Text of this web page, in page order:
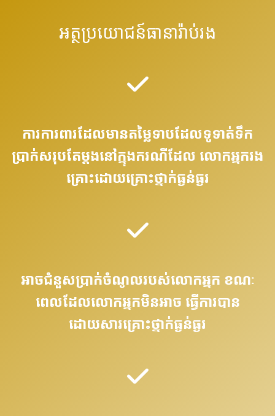
អត្ថប្រយោជន៍ធានារ៉ាប់រង
ការការពារដែលមានតម្លៃទាបដែលទូទាត់ទឹក
ប្រាក់សរុបតែម្តងនៅក្នុងករណីដែល លោកអ្នករង
គ្រោះដោយគ្រោះថ្នាក់ធ្ងន់ធ្ងរ
អាចជំនួសប្រាក់ចំណូលរបស់លោកអ្នក ខណៈ
ពេលដែលលោកអ្នកមិនអាច ធ្វើការបាន
ដោយសារគ្រោះថ្នាក់ធ្ងន់ធ្ងរ